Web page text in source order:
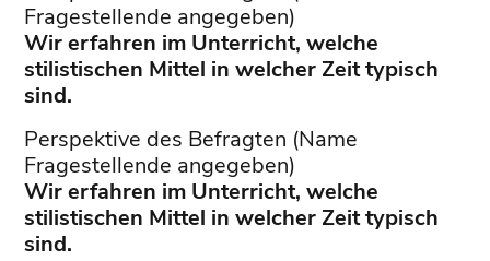
Fragestellende angegeben)
Wir erfahren im Unterricht, welche
stilistischen Mittel in welcher Zeit typisch
sind.
Perspektive des Befragten (Name
Fragestellende angegeben)
Wir erfahren im Unterricht, welche
stilistischen Mittel in welcher Zeit typisch
sind.